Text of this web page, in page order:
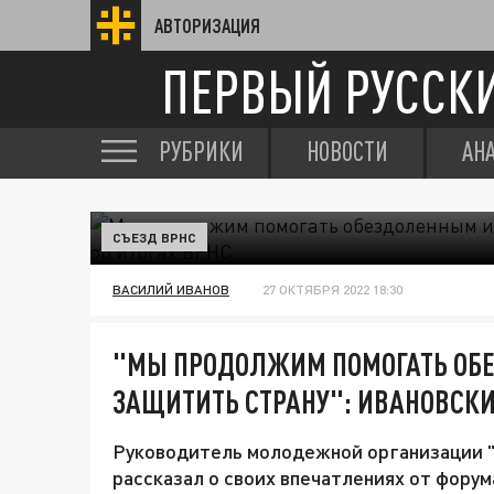
АВТОРИЗАЦИЯ
ПЕРВЫЙ
РУБРИКИ НОВОСТИ
СЪЕЗД ВРНС
ВАСИЛИЙ ИВАНОВ 27 ОКТЯБРЯ 2022 18:30
"МЫ ПРОДОЛЖИМ ПОМОГАТЬ
ЗАЩИТИТЬ СТРАНУ":
Руководитель молодежной
рассказал о своих впечатлениях от